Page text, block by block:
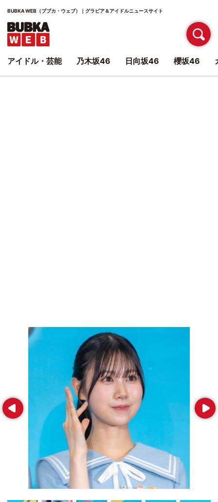
BUBKA WEB（ブブカ・ウェブ）｜グラビア＆アイドルニュースサイト
Prev Next
アイドル・芸能 乃木坂46 日向坂46 櫻坂46